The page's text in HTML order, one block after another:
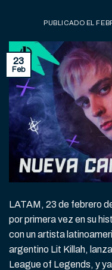
PUBLICADO EL
23
Feb
LATAM, 23 de febrero
por primera vez en su
con un artista
argentino Lit Killah,
League of Legends, y